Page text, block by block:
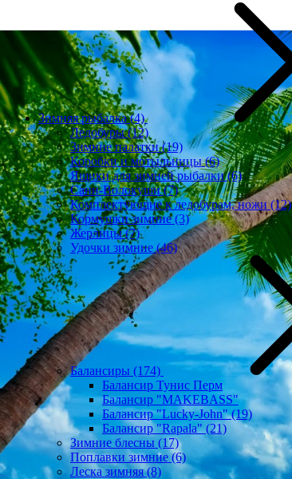
Зимняя рыбалка(4)
Ледобуры(12)
Зимние палатки(19)
Коробки и мотыльницы(6)
Ящики для зимней рыбалки(6)
Сани-Волокуши(7)
Комплектующие к ледобурам, ножи(12)
Кормушки зимние(3)
Жерлицы(7)
Удочки зимние(46)
Балансиры (174)
Балансир Тунис Перм
Балансир "MAKEBASS"
Балансир "Lucky-John"(19)
Балансир "Rapala"(21)
Зимние блесны (17)
Поплавки зимние(6)
Леска зимняя(8)